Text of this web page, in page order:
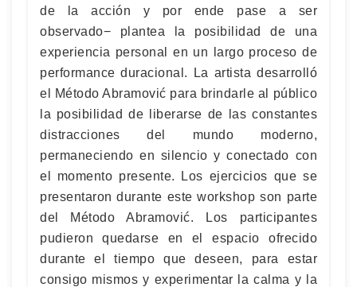
de la acción y por ende pase a ser
observado− plantea la posibilidad de una
experiencia personal en un largo proceso de
performance duracional. La artista desarrolló
el Método Abramović para brindarle al público
la posibilidad de liberarse de las constantes
distracciones del mundo moderno,
permaneciendo en silencio y conectado con
el momento presente. Los ejercicios que se
presentaron durante este workshop son parte
del Método Abramović. Los participantes
pudieron quedarse en el espacio ofrecido
durante el tiempo que deseen, para estar
consigo mismos y experimentar la calma y la